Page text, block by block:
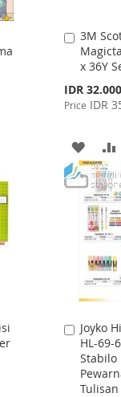
3M
x 36Y
Special
Price
IDR
Price IDR
Add
to
Cart
ADD
TO
WISH
LIST
Joyko
HL-69-
Stabilo
Tulisan
Add
to
Cart